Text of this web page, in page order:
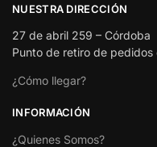
NUESTRA DIRECCIÓN
27 de abril 259 – Córdoba
Punto de retiro de pedidos
¿Cómo llegar?
INFORMACIÓN
¿Quienes Somos?